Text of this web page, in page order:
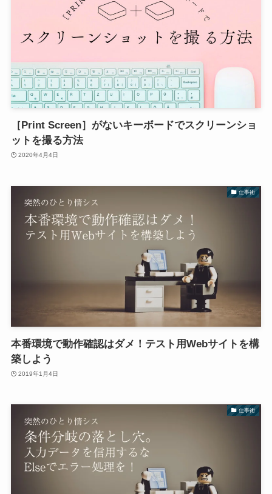
［Print Screen］がないキーボードでスクリーンショ
ットを撮る方法
2020年4月4日
仕事術
本番環境で動作確認はダメ！テスト用Webサイトを構
築しよう
2019年1月4日
仕事術